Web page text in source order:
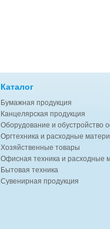
Каталог
Бумажная продукция
Канцелярская продукция
Оборудование и обустройство
Оргтехника и расходные
Хозяйственные товары
Офисная техника и расходные
Бытовая техника
Сувенирная продукция